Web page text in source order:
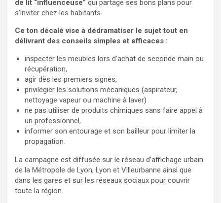
de lit “influenceuse” qui partage ses bons plans pour
s’inviter chez les habitants.
Ce ton décalé vise à dédramatiser le sujet tout en
délivrant des conseils simples et efficaces :
inspecter les meubles lors d’achat de seconde main ou
récupération,
agir dès les premiers signes,
privilégier les solutions mécaniques (aspirateur,
nettoyage vapeur ou machine à laver)
ne pas utiliser de produits chimiques sans faire appel à
un professionnel,
informer son entourage et son bailleur pour limiter la
propagation.
La campagne est diffusée sur le réseau d’affichage urbain
de la Métropole de Lyon, Lyon et Villeurbanne ainsi que
dans les gares et sur les réseaux sociaux pour couvrir
toute la région.